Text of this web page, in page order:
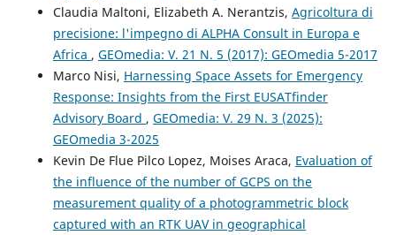
Claudia Maltoni, Elizabeth A. Nerantzis, Agricoltura di
precisione: l'impegno di ALPHA Consult in Europa e
Africa , GEOmedia: V. 21 N. 5 (2017): GEOmedia 5-2017
Marco Nisi, Harnessing Space Assets for Emergency
Response: Insights from the First EUSATfinder
Advisory Board , GEOmedia: V. 29 N. 3 (2025):
GEOmedia 3-2025
Kevin De Flue Pilco Lopez, Moises Araca, Evaluation of
the influence of the number of GCPS on the
measurement quality of a photogrammetric block
captured with an RTK UAV in geographical